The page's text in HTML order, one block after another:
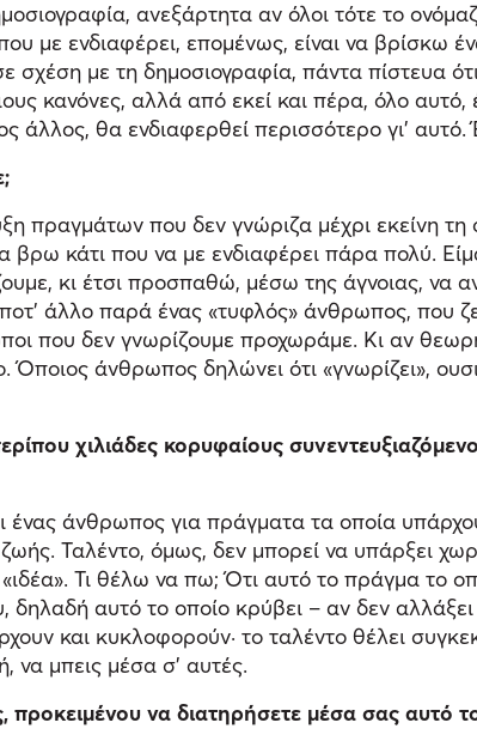
ανεξάρτητα αν όλοι τότε το
με ενδιαφέρει, επομένως, είναι να
με τη δημοσιογραφία, πάντα πίστευα
κανόνες, αλλά από εκεί και πέρα, όλο
άλλος, θα ενδιαφερθεί περισσότερο γι’ αυτό.
πραγμάτων που δεν γνώριζα μέχρι εκείνη
βρω κάτι που να με ενδιαφέρει πάρα πολύ.
κι έτσι προσπαθώ, μέσω της άγνοιας, να
άλλο παρά ένας «τυφλός» άνθρωπος, που
που δεν γνωρίζουμε προχωράμε. Κι αν
άνθρωπος δηλώνει ότι «γνωρίζει»,
χιλιάδες κορυφαίους
ένας άνθρωπος για πράγματα τα οποία
Ταλέντο, όμως, δεν μπορεί να υπάρξει
Τι θέλω να πω; Ότι αυτό το πράγμα το
αυτό το οποίο κρύβει – αν δεν
και κυκλοφορούν· το ταλέντο θέλει
να μπεις μέσα σ’ αυτές.
να διατηρήσετε μέσα σας αυτό